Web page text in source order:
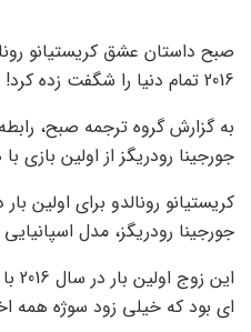
صبح داستان عشق کریستیانو
2016 تمام دنیا را شگفت زده کرد!
به گزارش گروه ترجمه صبح،
جورجینا رودریگز از اولین بازی
کریستیانو رونالدو برای اولین
جورجینا رودریگز، مدل
ای بود که خیلی زود سوژه همه